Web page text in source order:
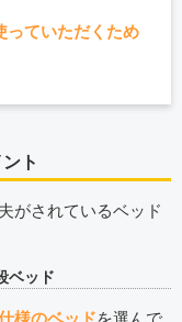
っていただくため
ト
がされているベッド
ベッド
様のベッドを選んで